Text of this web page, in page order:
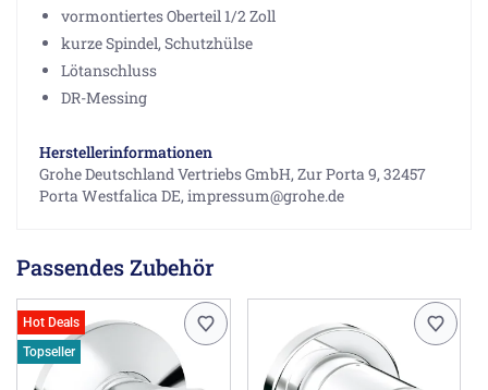
vormontiertes Oberteil 1/2 Zoll
kurze Spindel, Schutzhülse
Lötanschluss
DR-Messing
Herstellerinformationen
Grohe Deutschland Vertriebs GmbH, Zur Porta 9, 32457
Porta Westfalica DE, impressum@grohe.de
Passendes Zubehör
Hot Deals
Topseller